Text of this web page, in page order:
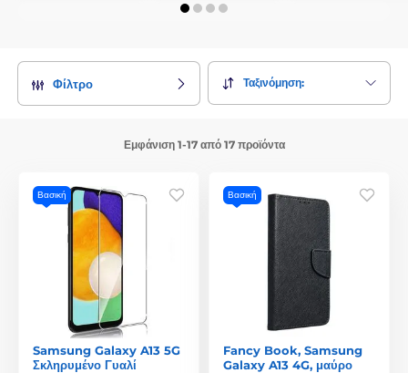
Φίλτρο Ταξινόμηση:
Εμφάνιση 1-17 από 17 προϊόντα
Βασική
Samsung Galaxy A13 5G
Σκληρυμένο Γυαλί
Βασική
Fancy Book, Samsung
Galaxy A13 4G, μαύρο